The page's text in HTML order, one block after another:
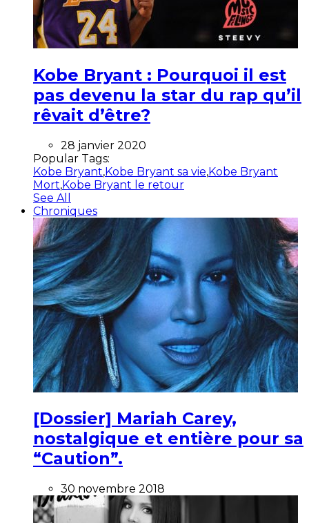
Kobe Bryant : Pourquoi il est
pas devenu la star du rap qu’il
rêvait d’être?
28 janvier 2020
Popular Tags:
Kobe Bryant,Kobe Bryant sa vie,Kobe Bryant
Mort,Kobe Bryant le retour
See All
Chroniques
[Dossier] Mariah Carey,
nostalgique et entière pour sa
“Caution”.
30 novembre 2018